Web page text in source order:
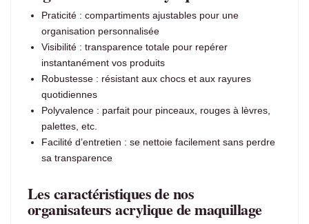
Praticité : compartiments ajustables pour une
organisation personnalisée
Visibilité : transparence totale pour repérer
instantanément vos produits
Robustesse : résistant aux chocs et aux rayures
quotidiennes
Polyvalence : parfait pour pinceaux, rouges à lèvres,
palettes, etc.
Facilité d’entretien : se nettoie facilement sans perdre
sa transparence
Les caractéristiques de nos
organisateurs acrylique de maquillage